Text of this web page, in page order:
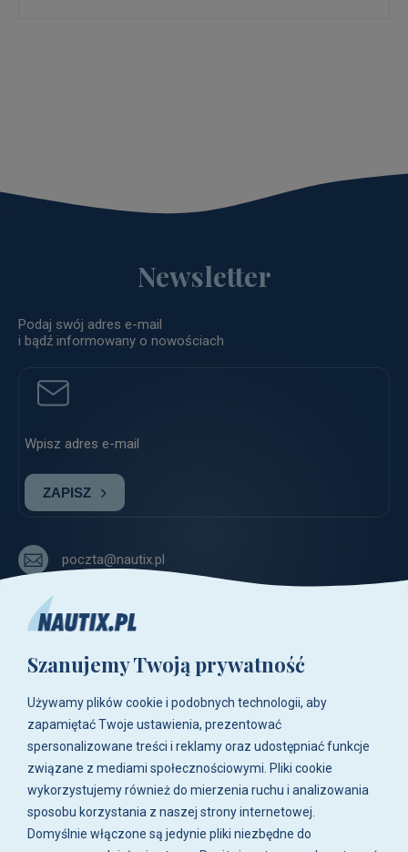
Newsletter
Podaj swój adres e-mail
i bądź informowany o nowościach
ZAPISZ
poczta@nautix.pl
+48 783-788-216
ul. Zwoleńska 23,
04-761 Warszawa
Biuro i sklep są czynne:
pn-pt w godz. 8:00 - 16:00.
O firmie
Zakupy
Szanujemy Twoją prywatność
Używamy plików cookie i podobnych technologii, aby
zapamiętać Twoje ustawienia, prezentować
spersonalizowane treści i reklamy oraz udostępniać funkcje
związane z mediami społecznościowymi. Pliki cookie
wykorzystujemy również do mierzenia ruchu i analizowania
sposobu korzystania z naszej strony internetowej.
Domyślnie włączone są jedynie pliki niezbędne do